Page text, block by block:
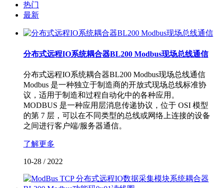
热门
最新
分布式远程IO系统耦合器BL200 Modbus现场总线通信
分布式远程IO​系统耦合器BL200 Modbus现场总线通信
Modbus 是一种独立于制造商的开放式现场总线标准协
议，适用于制造和过程自动化中的各种应用。
MODBUS 是一种应用层消息传递协议，位于 OSI 模型
的第 7 层，可以在不同类型的总线或网络上连接的设备
之间进行客户端/服务器通信。
了解更多
10-28 / 2022